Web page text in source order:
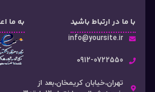
با ما در ارتباط باشید
info@yoursite.ir
۰912-0722550
تهران،خیابان کریمخان،بعد از
به ما